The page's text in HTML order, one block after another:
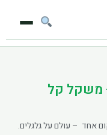
- משקל קל
אחד – עולם על גלגלים.